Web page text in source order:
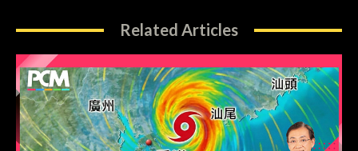
Related Articles